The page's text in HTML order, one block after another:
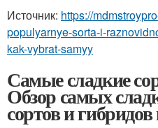
Источник: https://
populyarnye-sorta-i-
kak-vybrat-samyy
Самые сладкие
Обзор самых
сортов и